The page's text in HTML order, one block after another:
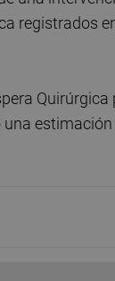
registrados